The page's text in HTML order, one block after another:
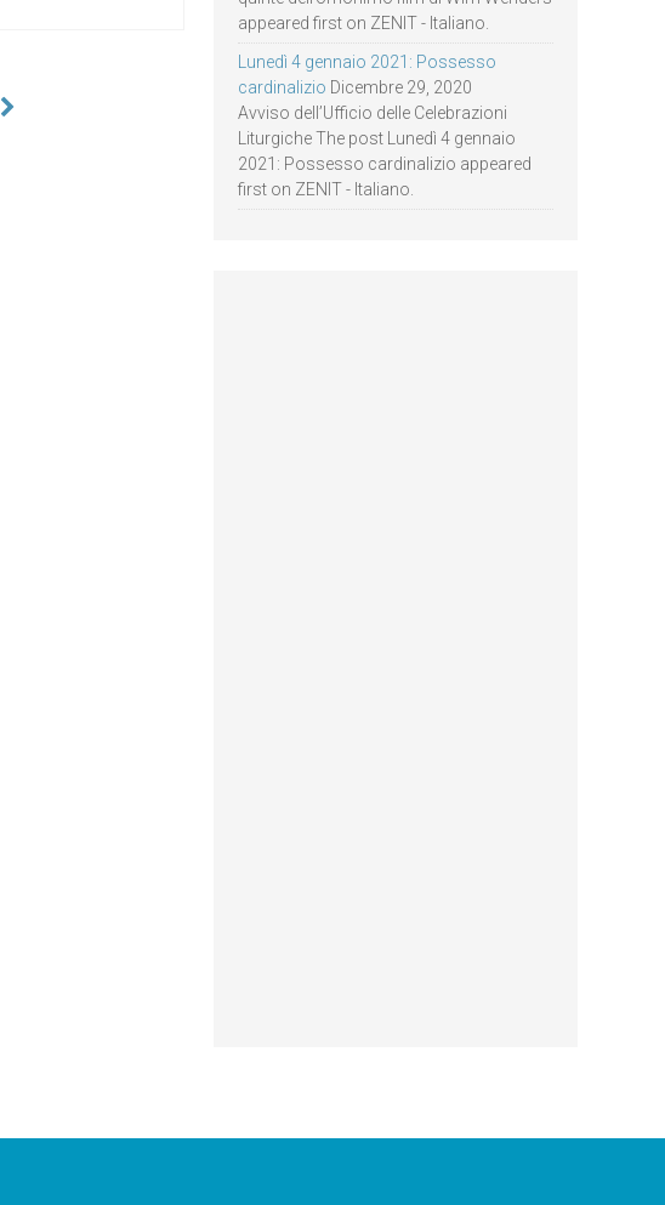
appeared first on ZENIT - Italiano.
Lunedì 4 gennaio 2021: Possesso
cardinalizio Dicembre 29, 2020
Avviso dell’Ufficio delle Celebrazioni
Liturgiche The post Lunedì 4 gennaio
2021: Possesso cardinalizio appeared
first on ZENIT - Italiano.